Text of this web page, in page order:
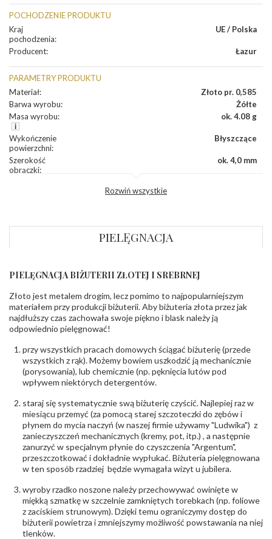
POCHODZENIE PRODUKTU
Kraj
pochodzenia:
UE / Polska
Producent: Łazur
PARAMETRY PRODUKTU
Materiał:
Złoto pr. 0,585
Barwa wyrobu:
Żółte
Masa wyrobu: ok. 4.08 g
Wykończenie
powierzchni:
Błyszczące
Szerokość
obrączki:
ok. 4,0 mm
INNE PARAMETRY
Producent
odpowiedzialny:
Łazur sp.j. Kowalowy 134 38-200 Jasło; NIP:
6850004631; tel.13 44 56 100;
biuro@obraczki.pl ,PZ Stelmach Sp. z o.o. ul.
Północna 22 45-805 Opole; NIP 7542889545;
Tel. +48 77 54 90 100; biuro@stelmach.pl
Bezpieczeństwo
- rodzaj
ostrzeżenia:
Nie nadaje się dla dzieci w wieku poniżej 3 lat
, Elementy w wyrobie wykonane z białego złota
zawierają nikiel
Rozwiń wszystkie
PIELĘGNACJA
PIELĘGNACJA BIŻUTERII ZŁOTEJ I SREBRNEJ
Złoto jest metalem drogim, lecz pomimo to najpopularniejszym
materiałem przy produkcji biżuterii. Aby biżuteria złota przez jak
najdłuższy czas zachowała swoje piękno i blask należy ją
odpowiednio pielęgnować!
przy wszystkich pracach domowych ściągać biżuterię (przede
wszystkich z rąk). Możemy bowiem uszkodzić ją mechanicznie
(porysowania), lub chemicznie (np. pęknięcia lutów pod
wpływem niektórych detergentów.
staraj się systematycznie swą biżuterię czyścić. Najlepiej raz w
miesiącu przemyć (za pomocą starej szczoteczki do zębów i
płynem do mycia naczyń (w naszej firmie używamy "Ludwika") z
zanieczyszczeń mechanicznych (kremy, pot, itp.) , a następnie
zanurzyć w specjalnym płynie do czyszczenia "Argentum",
przeszczotkować i dokładnie wypłukać. Biżuteria pielęgnowana
w ten sposób rzadziej będzie wymagała wizyt u jubilera.
wyroby rzadko noszone należy przechowywać owinięte w
miękką szmatkę w szczelnie zamkniętych torebkach (np. foliowe
z zaciskiem strunowym). Dzięki temu ograniczymy dostęp do
biżuterii powietrza i zmniejszymy możliwość powstawania na niej
tlenków.